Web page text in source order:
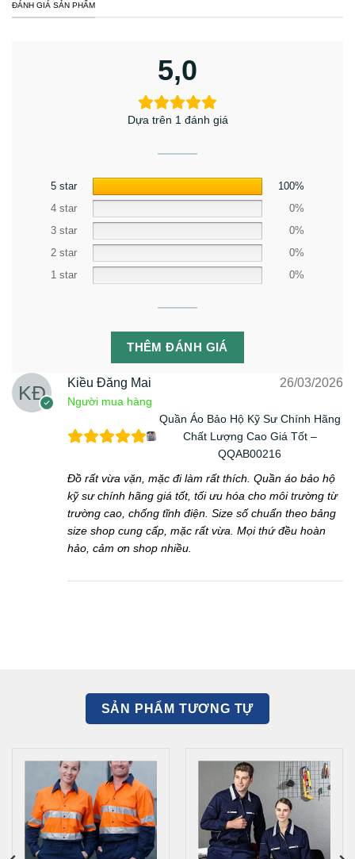
ĐÁNH GIÁ SẢN PHẨM
5,0
Dựa trên 1 đánh giá
5 star
100%
4 star
0%
3 star
0%
2 star
0%
1 star
0%
THÊM ĐÁNH GIÁ
Kiều Đăng Mai
Người mua hàng
26/03/2026
Quần Áo Bảo Hộ Kỹ Sư Chính Hãng
Chất Lượng Cao Giá Tốt –
QQAB00216
Đồ rất vừa vặn, mặc đi làm rất thích. Quần áo bảo hộ
kỹ sư chính hãng giá tốt, tối ưu hóa cho môi trường từ
trường cao, chống tĩnh điện. Size số chuẩn theo bảng
size shop cung cấp, mặc rất vừa. Mọi thứ đều hoàn
hảo, cảm ơn shop nhiều.
SẢN PHẨM TƯƠNG TỰ